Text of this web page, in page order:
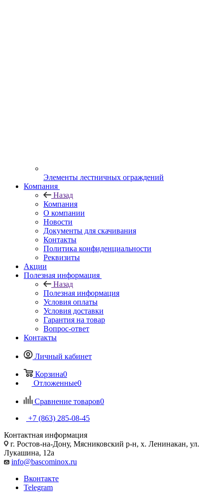
Элементы лестничных ограждений
Компания
Назад
Компания
О компании
Новости
Документы для скачивания
Контакты
Политика конфиденциальности
Реквизиты
Акции
Полезная информация
Назад
Полезная информация
Условия оплаты
Условия доставки
Гарантия на товар
Вопрос-ответ
Контакты
Личный кабинет
Корзина0
Отложенные0
Сравнение товаров0
+7 (863) 285-08-45
Контактная информация
г. Ростов-на-Дону, Мясниковский р-н, х. Ленинакан, ул.
Лукашина, 12а
info@bascominox.ru
Вконтакте
Telegram